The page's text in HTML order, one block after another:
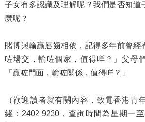
子女有多認識及理解呢？我們是否知道
麼呢？
賭博與輸贏唇齒相依，記得多年前曾經
咗場交，輸咗個家，值得咩？」父母
「贏咗門面，輸咗關係，值得咩？」
（歡迎讀者就有關內容，致電香港青
綫：2402 9230，查詢時間為星期一